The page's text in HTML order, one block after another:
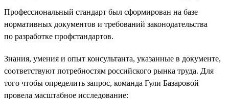
Профессиональный стандарт был сформирован на базе
нормативных документов и требований законодательства
по разработке профстандартов.
Знания, умения и опыт консультанта, указанные в документе,
соответствуют потребностям российского рынка труда. Для
того чтобы определить запрос, команда Гули Базаровой
провела масштабное исследование: